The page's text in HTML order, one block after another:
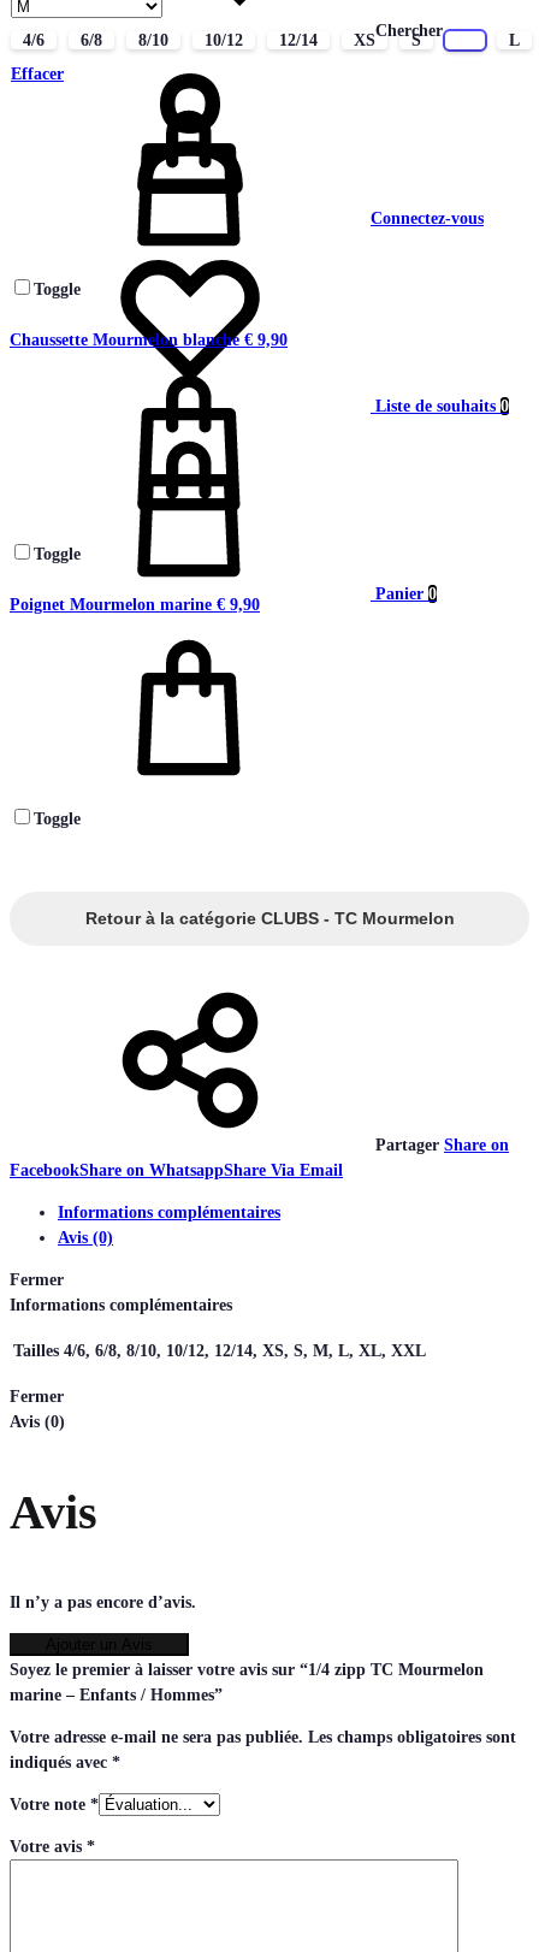
Chercher
Connectez-vous
Liste de souhaits 0
Panier 0
4/6 6/8 8/10 10/12 12/14 XS S
L
Effacer
Toggle
Chaussette Mourmelon blanche € 9,90
Toggle
Poignet Mourmelon marine € 9,90
Toggle
Retour à la catégorie CLUBS - TC Mourmelon
Partager Share on
FacebookShare on WhatsappShare Via Email
Informations complémentaires
Avis (0)
Fermer
Informations complémentaires
Tailles 4/6, 6/8, 8/10, 10/12, 12/14, XS, S, M, L, XL, XXL
Fermer
Avis (0)
Avis
Il n’y a pas encore d’avis.
Soyez le premier à laisser votre avis sur “1/4 zipp TC Mourmelon
marine – Enfants / Hommes”
Votre adresse e-mail ne sera pas publiée. Les champs obligatoires sont
indiqués avec *
Votre note *
Votre avis *